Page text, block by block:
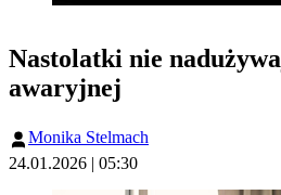
Nastolatki nie
awaryjnej
Monika Stelmach
24.01.2026 | 05:30